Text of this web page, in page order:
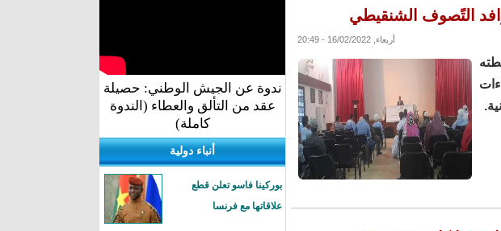
التًصوف الشنقيطي
أربعاء, 16/02/2022 - 20:49
ندوة عن الجيش الوطني: حصيلة
عقد من التألق والعطاء (الندوة
كاملة)
أنباء دولية
بوركينا فاسو تعلن قطع
علاقاتها مع فرنسا